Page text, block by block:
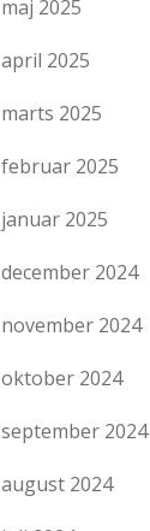
maj 2025
april 2025
marts 2025
februar 2025
januar 2025
december 2024
november 2024
oktober 2024
september 2024
august 2024